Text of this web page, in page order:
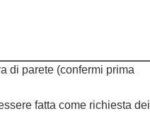
di parete (confermi prima
fatta come richiesta dei